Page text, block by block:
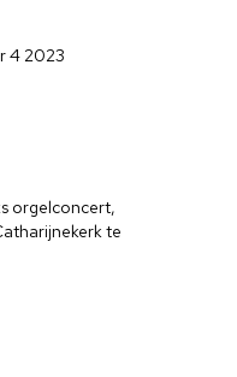
orgelconcert,
te
4 2023